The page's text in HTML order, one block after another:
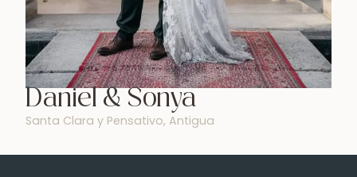
Daniel & Sonya
Santa Clara y Pensativo, Antigua